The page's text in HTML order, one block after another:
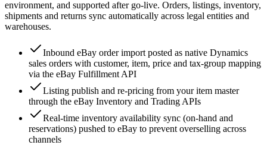
environment, and supported after go-live. Orders, listings, inventory,
shipments and returns sync automatically across legal entities and
warehouses.
Inbound eBay order import posted as native Dynamics
sales orders with customer, item, price and tax-group mapping
via the eBay Fulfillment API
Listing publish and re-pricing from your item master
through the eBay Inventory and Trading APIs
Real-time inventory availability sync (on-hand and
reservations) pushed to eBay to prevent overselling across
channels